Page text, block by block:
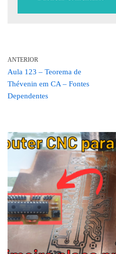
ANTERIOR
Aula 123 – Teorema de
Thévenin em CA – Fontes
Dependentes